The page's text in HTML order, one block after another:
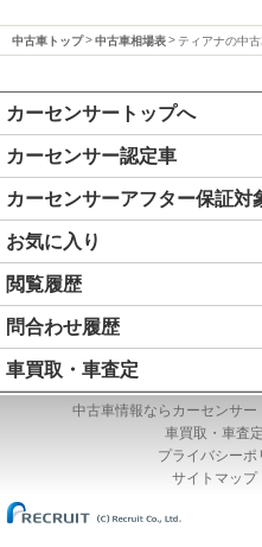
中古車トップ 中古車相場表 ティアナの中
カーセンサートップへ
カーセンサー認定車
カーセンサーアフター保証対
お気に入り
閲覧履歴
問合わせ履歴
車買取・車査定
中古車情報ならカーセンサー
車買取・車査定
プライバシーポ
サイトマップ